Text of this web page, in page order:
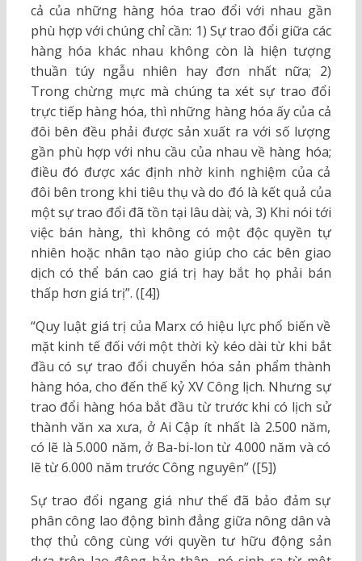
cả của những hàng hóa trao đổi với nhau gần
phù hợp với chúng chỉ cần: 1) Sự trao đổi giữa các
hàng hóa khác nhau không còn là hiện tượng
thuần túy ngẫu nhiên hay đơn nhất nữa; 2)
Trong chừng mực mà chúng ta xét sự trao đổi
trực tiếp hàng hóa, thì những hàng hóa ấy của cả
đôi bên đều phải được sản xuất ra với số lượng
gần phù hợp với nhu cầu của nhau về hàng hóa;
điều đó được xác định nhờ kinh nghiệm của cả
đôi bên trong khi tiêu thụ và do đó là kết quả của
một sự trao đổi đã tồn tại lâu dài; và, 3) Khi nói tới
việc bán hàng, thì không có một độc quyền tự
nhiên hoặc nhân tạo nào giúp cho các bên giao
dịch có thể bán cao giá trị hay bắt họ phải bán
thấp hơn giá trị”. ([4])
“Quy luật giá trị của Marx có hiệu lực phổ biến về
mặt kinh tế đối với một thời kỳ kéo dài từ khi bắt
đầu có sự trao đổi chuyển hóa sản phẩm thành
hàng hóa, cho đến thế kỷ XV Công lịch. Nhưng sự
trao đổi hàng hóa bắt đầu từ trước khi có lịch sử
thành văn xa xưa, ở Ai Cập ít nhất là 2.500 năm,
có lẽ là 5.000 năm, ở Ba-bi-lon từ 4.000 năm và có
lẽ từ 6.000 năm trước Công nguyên” ([5])
Sự trao đổi ngang giá như thế đã bảo đảm sự
phân công lao động bình đẳng giữa nông dân và
thợ thủ công cùng với quyền tư hữu động sản